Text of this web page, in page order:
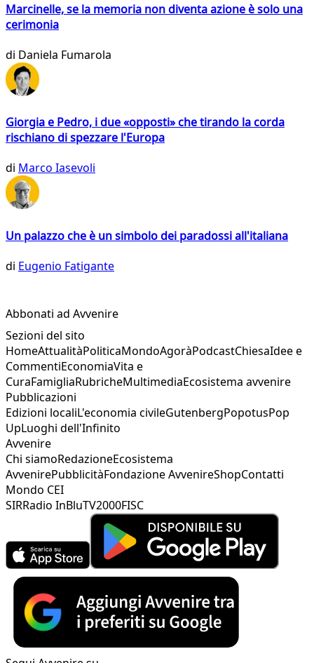
Marcinelle, se la memoria non diventa azione è solo una
cerimonia
di Daniela Fumarola
Giorgia e Pedro, i due «opposti» che tirando la corda
rischiano di spezzare l'Europa
di Marco Iasevoli
Un palazzo che è un simbolo dei paradossi all'italiana
di Eugenio Fatigante
Abbonati ad Avvenire
Sezioni del sito
HomeAttualitàPoliticaMondoAgoràPodcastChiesaIdee e
CommentiEconomiaVita e
CuraFamigliaRubricheMultimediaEcosistema avvenire
Pubblicazioni
Edizioni localiL'economia civileGutenbergPopotusPop
UpLuoghi dell'Infinito
Avvenire
Chi siamoRedazioneEcosistema
AvvenirePubblicitàFondazione AvvenireShopContatti
Mondo CEI
SIRRadio InBluTV2000FISC